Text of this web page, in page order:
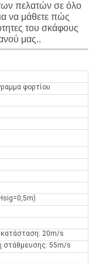
πελατών σε όλο
να μάθετε πώς
του σκάφους
μας..
φορτίου
κατάσταση: 20m/s
στάθμευσης: 55m/s